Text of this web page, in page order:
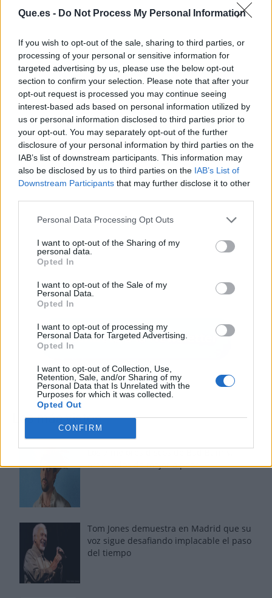
Que.es - Do Not Process My Personal Information
If you wish to opt-out of the sale, sharing to third parties, or
processing of your personal or sensitive information for
targeted advertising by us, please use the below opt-out
section to confirm your selection. Please note that after your
opt-out request is processed you may continue seeing
interest-based ads based on personal information utilized by
us or personal information disclosed to third parties prior to
your opt-out. You may separately opt-out of the further
disclosure of your personal information by third parties on the
IAB’s list of downstream participants. This information may
also be disclosed by us to third parties on the IAB’s List of
Downstream Participants that may further disclose it to other
Personal Data Processing Opt Outs
I want to opt-out of the Sharing of my
personal data.
Opted In
I want to opt-out of the Sale of my
Personal Data.
Opted In
I want to opt-out of processing my
Personal Data for Targeted Advertising.
Opted In
I want to opt-out of Collection, Use,
Retention, Sale, and/or Sharing of my
Personal Data that Is Unrelated with the
Purposes for which it was collected.
Opted Out
CONFIRM
Publicidad
Los más vistos
Los 7 mejores discos de Bad Bunny,
ordenados de mejor a peor
Tom Jones demuestra en Madrid que su
voz sigue desafiando implacable el paso
del tiempo